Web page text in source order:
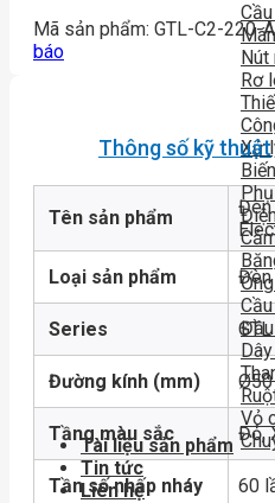
Nút
Rơ
Xử
Vỏ
Tài liệu sản phẩm
Tin tức
Liên hệ
Mã sản phẩm: GTL-C2-220-A
báo
Thông số kỹ thuật
Tên sản phẩm
Đèn
Loại sản phẩm Đèn
Series GTL
Đường kính (mm) Ø50
Tầng màu sắc Đỏ,
Tần số nhấp nháy 60